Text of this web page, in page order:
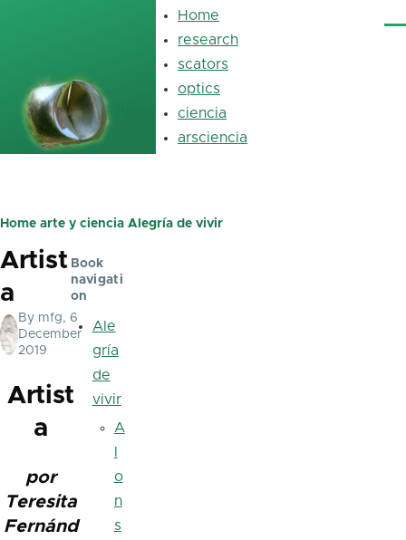
Main
navigation
Home
research
scators
optics
ciencia
arsciencia
Breadcrumb
Home arte y ciencia Alegría de vivir
Artist
a
By mfg, 6
December
2019
Artist
a
por
Teresita
Fernánd
Book
navigati
on
Ale
gría
de
vivir
A
o
n
s